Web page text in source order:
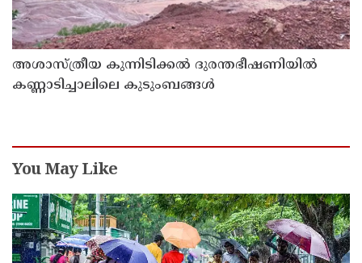
അശാസ്ത്രീയ കുന്നിടിക്കൽ ദുരന്തഭീഷണിയിൽ
കണ്ണാടിച്ചാലിലെ കുടുംബങ്ങൾ
You May Like